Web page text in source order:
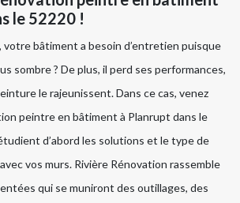
le 52220 !
votre bâtiment a besoin d’entretien puisque
sombre ? De plus, il perd ses performances,
le rajeunissent. Dans ce cas, venez
peintre en bâtiment à Planrupt dans le
d’abord les solutions et le type de
vos murs. Rivière Rénovation rassemble
qui se muniront des outillages, des